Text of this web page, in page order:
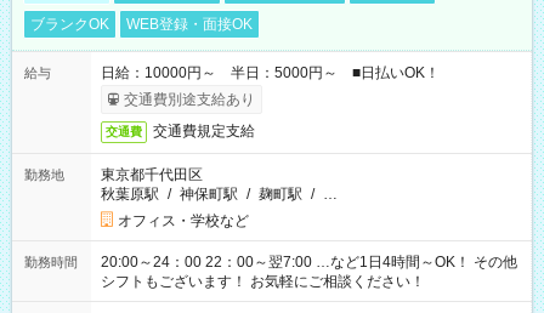
ブランクOK
WEB登録・面接OK
給与
日給：10000円～ 半日：5000円～ ■日払いOK！
交通費別途支給あり
交通費 交通費規定支給
勤務地
東京都千代田区
秋葉原駅 / 神保町駅 / 麹町駅 / …
オフィス・学校など
勤務時間
20:00～24：00 22：00～翌7:00 …など1日4時間～OK！ その他
シフトもございます！ お気軽にご相談ください！